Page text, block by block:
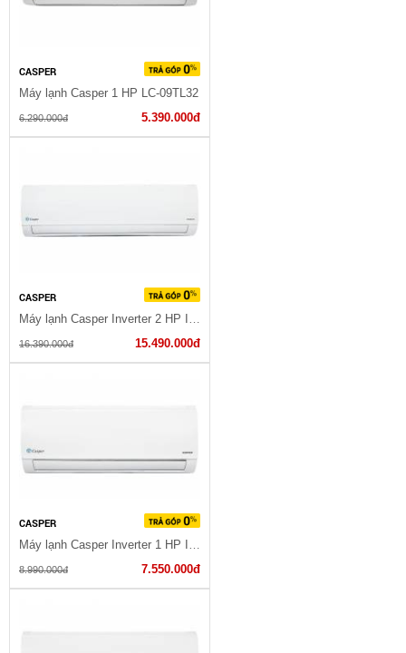
CASPER
Máy lạnh Casper 1 HP LC-09TL32
6.290.000đ 5.390.000đ
CASPER
Máy lạnh Casper Inverter 2 HP IC-18TL32
16.390.000đ 15.490.000đ
CASPER
Máy lạnh Casper Inverter 1 HP IC-09TL32
8.990.000đ 7.550.000đ